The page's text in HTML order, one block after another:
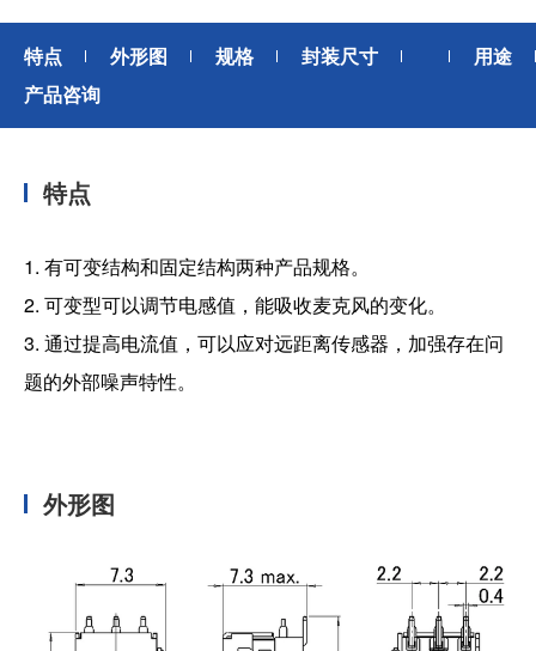
特点 外形图 规格 封装尺寸
用途
产品咨询
特点
1. 有可变结构和固定结构两种产品规格。
2. 可变型可以调节电感值，能吸收麦克风的变化。
3. 通过提高电流值，可以应对远距离传感器，加强存在问
题的外部噪声特性。
外形图